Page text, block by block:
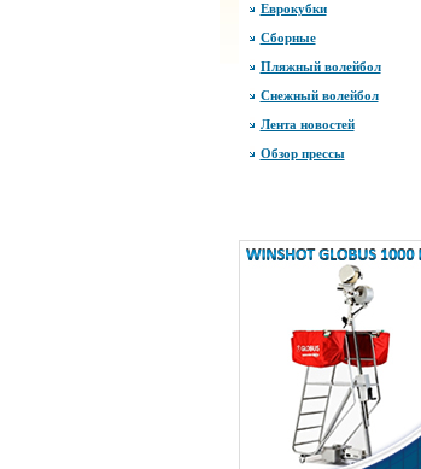
Еврокубки
Сборные
Пляжный волейбол
Снежный волейбол
Лента новостей
Обзор прессы